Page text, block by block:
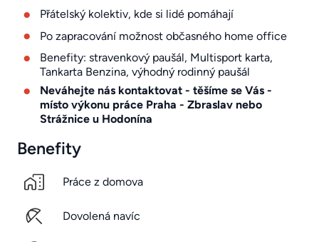
Přátelský kolektiv, kde si lidé pomáhají
Po zapracování možnost občasného home office
Benefity: stravenkový paušál, Multisport karta,
Tankarta Benzina, výhodný rodinný paušál
Neváhejte nás kontaktovat - těšíme se Vás -
místo výkonu práce Praha - Zbraslav nebo
Strážnice u Hodonína
Benefity
Práce z domova
Dovolená navíc